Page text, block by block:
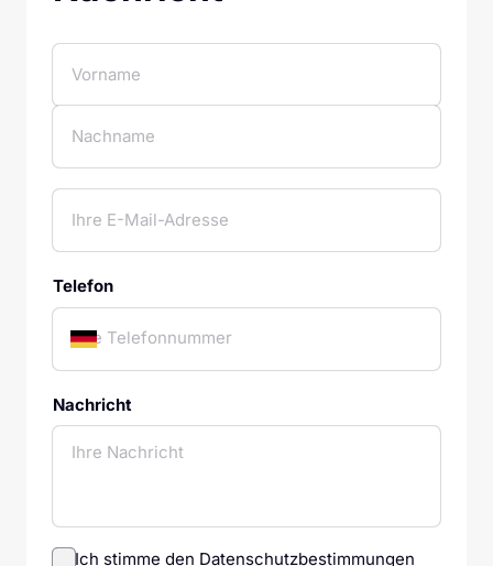
Telefon
Nachricht
Ich stimme den Datenschutzbestimmungen